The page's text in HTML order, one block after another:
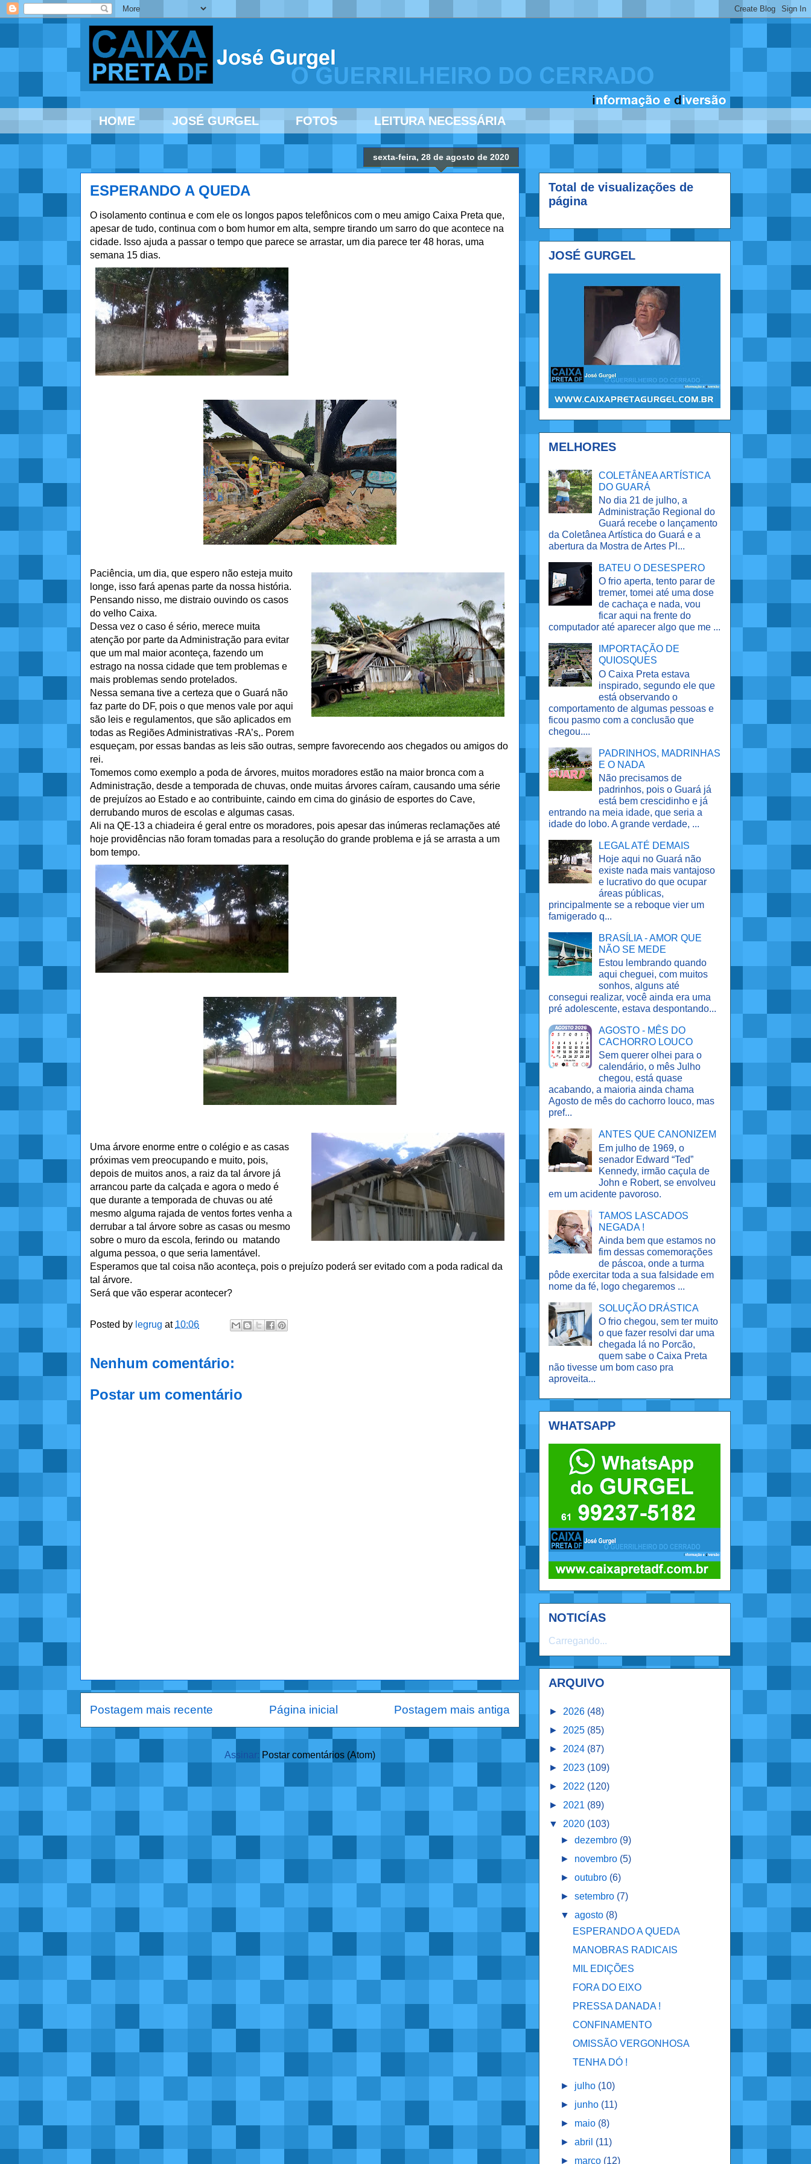
HOME JOSÉ GURGEL FOTOS LEITURA NECESSÁRIA
sexta-feira, 28 de agosto de 2020
ESPERANDO A QUEDA
O isolamento continua e com ele os longos papos telefônicos com o meu amigo Caixa Preta que,
apesar de tudo, continua com o bom humor em alta, sempre tirando um sarro do que acontece na
cidade. Isso ajuda a passar o tempo que parece se arrastar, um dia parece ter 48 horas, uma
semana 15 dias.
Paciência, um dia, que espero não esteja muito
longe, isso fará apenas parte da nossa história.
Pensando nisso, me distraio ouvindo os casos
do velho Caixa.
Dessa vez o caso é sério, merece muita
atenção por parte da Administração para evitar
que um mal maior aconteça, fazendo um
estrago na nossa cidade que tem problemas e
mais problemas sendo protelados.
Nessa semana tive a certeza que o Guará não
faz parte do DF, pois o que menos vale por aqui
são leis e regulamentos, que são aplicados em
todas as Regiões Administrativas -RA’s,. Porem
esqueçam, por essas bandas as leis são outras, sempre favorecendo aos chegados ou amigos do
rei.
Tomemos como exemplo a poda de árvores, muitos moradores estão na maior bronca com a
Administração, desde a temporada de chuvas, onde muitas árvores caíram, causando uma série
de prejuízos ao Estado e ao contribuinte, caindo em cima do ginásio de esportes do Cave,
derrubando muros de escolas e algumas casas.
Ali na QE-13 a chiadeira é geral entre os moradores, pois apesar das inúmeras reclamações até
hoje providências não foram tomadas para a resolução do grande problema e já se arrasta a um
bom tempo.
Uma árvore enorme entre o colégio e as casas
próximas vem preocupando e muito, pois,
depois de muitos anos, a raiz da tal árvore já
arrancou parte da calçada e agora o medo é
que durante a temporada de chuvas ou até
mesmo alguma rajada de ventos fortes venha a
derrubar a tal árvore sobre as casas ou mesmo
sobre o muro da escola, ferindo ou matando
alguma pessoa, o que seria lamentável.
Esperamos que tal coisa não aconteça, pois o prejuízo poderá ser evitado com a poda radical da
tal árvore.
Será que vão esperar acontecer?
Posted by legrug at 10:06
Nenhum comentário:
Postar um comentário
Postagem mais recente Postagem mais antiga
Página inicial
Assinar: Postar comentários (Atom)
Total de visualizações de
página
JOSÉ GURGEL
MELHORES
COLETÂNEA ARTÍSTICA
DO GUARÁ
No dia 21 de julho, a
Administração Regional do
Guará recebe o lançamento
da Coletânea Artística do Guará e a
abertura da Mostra de Artes Pl...
BATEU O DESESPERO
O frio aperta, tento parar de
tremer, tomei até uma dose
de cachaça e nada, vou
ficar aqui na frente do
computador até aparecer algo que me ...
IMPORTAÇÃO DE
QUIOSQUES
O Caixa Preta estava
inspirado, segundo ele que
está observando o
comportamento de algumas pessoas e
ficou pasmo com a conclusão que
chegou....
PADRINHOS, MADRINHAS
E O NADA
Não precisamos de
padrinhos, pois o Guará já
está bem crescidinho e já
entrando na meia idade, que seria a
idade do lobo. A grande verdade, ...
LEGAL ATÉ DEMAIS
Hoje aqui no Guará não
existe nada mais vantajoso
e lucrativo do que ocupar
áreas públicas,
principalmente se a reboque vier um
famigerado q...
BRASÍLIA - AMOR QUE
NÃO SE MEDE
Estou lembrando quando
aqui cheguei, com muitos
sonhos, alguns até
consegui realizar, você ainda era uma
pré adolescente, estava despontando...
AGOSTO - MÊS DO
CACHORRO LOUCO
Sem querer olhei para o
calendário, o mês Julho
chegou, está quase
acabando, a maioria ainda chama
Agosto de mês do cachorro louco, mas
pref...
ANTES QUE CANONIZEM
Em julho de 1969, o
senador Edward “Ted”
Kennedy, irmão caçula de
John e Robert, se envolveu
em um acidente pavoroso.
TAMOS LASCADOS
NEGADA !
Ainda bem que estamos no
fim dessas comemorações
de páscoa, onde a turma
pôde exercitar toda a sua falsidade em
nome da fé, logo chegaremos ...
SOLUÇÃO DRÁSTICA
O frio chegou, sem ter muito
o que fazer resolvi dar uma
chegada lá no Porcão,
quem sabe o Caixa Preta
não tivesse um bom caso pra
aproveita...
WHATSAPP
NOTICÍAS
Carregando...
ARQUIVO
► 2026 (48)
► 2025 (85)
► 2024 (87)
► 2023 (109)
► 2022 (120)
► 2021 (89)
▼ 2020 (103)
►dezembro (9)
► novembro (5)
►outubro (6)
►setembro (7)
▼agosto (8)
ESPERANDO A QUEDA
MANOBRAS RADICAIS
MIL EDIÇÕES
FORA DO EIXO
PRESSA DANADA !
CONFINAMENTO
OMISSÃO VERGONHOSA
TENHA DÓ !
► julho (10)
► junho (11)
► maio (8)
►abril (11)
► março (12)